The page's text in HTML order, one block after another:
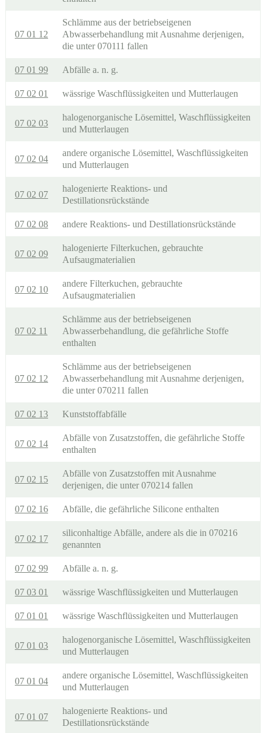
07 01 12
Schlämme aus der betriebseigenen
Abwasserbehandlung mit Ausnahme derjenigen,
die unter 070111 fallen
07 01 99 Abfälle a. n. g.
07 02 01 wässrige Waschflüssigkeiten und Mutterlaugen
07 02 03
halogenorganische Lösemittel, Waschflüssigkeiten
und Mutterlaugen
07 02 04
andere organische Lösemittel, Waschflüssigkeiten
und Mutterlaugen
07 02 07
halogenierte Reaktions- und
Destillationsrückstände
07 02 08 andere Reaktions- und Destillationsrückstände
07 02 09
halogenierte Filterkuchen, gebrauchte
Aufsaugmaterialien
07 02 10
andere Filterkuchen, gebrauchte
Aufsaugmaterialien
07 02 11
Schlämme aus der betriebseigenen
Abwasserbehandlung, die gefährliche Stoffe
enthalten
07 02 12
Schlämme aus der betriebseigenen
Abwasserbehandlung mit Ausnahme derjenigen,
die unter 070211 fallen
07 02 13 Kunststoffabfälle
07 02 14
Abfälle von Zusatzstoffen, die gefährliche Stoffe
enthalten
07 02 15
Abfälle von Zusatzstoffen mit Ausnahme
derjenigen, die unter 070214 fallen
07 02 16 Abfälle, die gefährliche Silicone enthalten
07 02 17
siliconhaltige Abfälle, andere als die in 070216
genannten
07 02 99 Abfälle a. n. g.
07 03 01 wässrige Waschflüssigkeiten und Mutterlaugen
07 01 01 wässrige Waschflüssigkeiten und Mutterlaugen
07 01 03
halogenorganische Lösemittel, Waschflüssigkeiten
und Mutterlaugen
07 01 04
andere organische Lösemittel, Waschflüssigkeiten
und Mutterlaugen
07 01 07
halogenierte Reaktions- und
Destillationsrückstände